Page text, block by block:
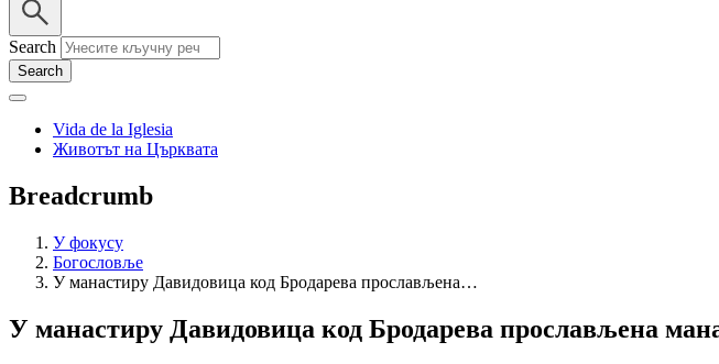
Search
Vida de la Iglesia
Животът на Църквата
Breadcrumb
У фокусу
Богословље
У манастиру Давидовица код Бродарева прослављена…
У манастиру Давидовица код Бродарева прослављена